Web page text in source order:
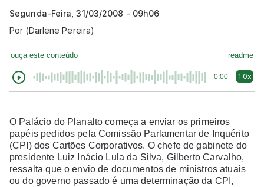
Segunda-Feira, 31/03/2008 - 09h06
Por (Darlene Pereira)
ouça este conteúdo readme
0:00 1.0x
O Palácio do Planalto começa a enviar os primeiros
papéis pedidos pela Comissão Parlamentar de Inquérito
(CPI) dos Cartões Corporativos. O chefe de gabinete do
presidente Luiz Inácio Lula da Silva, Gilberto Carvalho,
ressalta que o envio de documentos de ministros atuais
ou do governo passado é uma determinação da CPI,